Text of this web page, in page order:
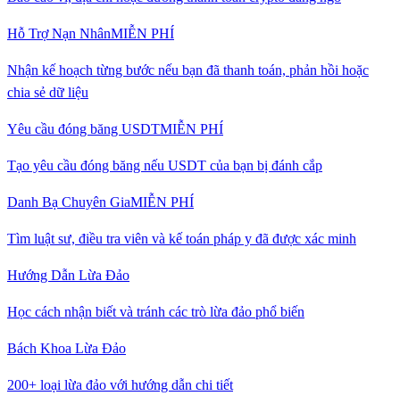
Hỗ Trợ Nạn NhânMIỄN PHÍ
Nhận kế hoạch từng bước nếu bạn đã thanh toán, phản hồi hoặc
chia sẻ dữ liệu
Yêu cầu đóng băng USDTMIỄN PHÍ
Tạo yêu cầu đóng băng nếu USDT của bạn bị đánh cắp
Danh Bạ Chuyên GiaMIỄN PHÍ
Tìm luật sư, điều tra viên và kế toán pháp y đã được xác minh
Hướng Dẫn Lừa Đảo
Học cách nhận biết và tránh các trò lừa đảo phổ biến
Bách Khoa Lừa Đảo
200+ loại lừa đảo với hướng dẫn chi tiết